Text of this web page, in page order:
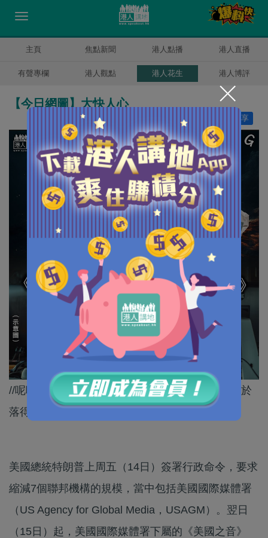
主頁 焦點新聞 港人點播 港人直播
有聲專欄 港人觀點 港人花生 港人博評
【今日網圖】大快人心
分享
//呢啲美國代理人媒體過去一直唱衰中國，依家終於
落得咁嘅下場！//
美國總統特朗普上周五（14日）簽署行政命令，要求
縮減7個聯邦機構的規模，當中包括美國國際媒體署
（US Agency for Global Media，USAGM）。翌日
（15日）起，美國國際媒體署下屬的《美國之音》